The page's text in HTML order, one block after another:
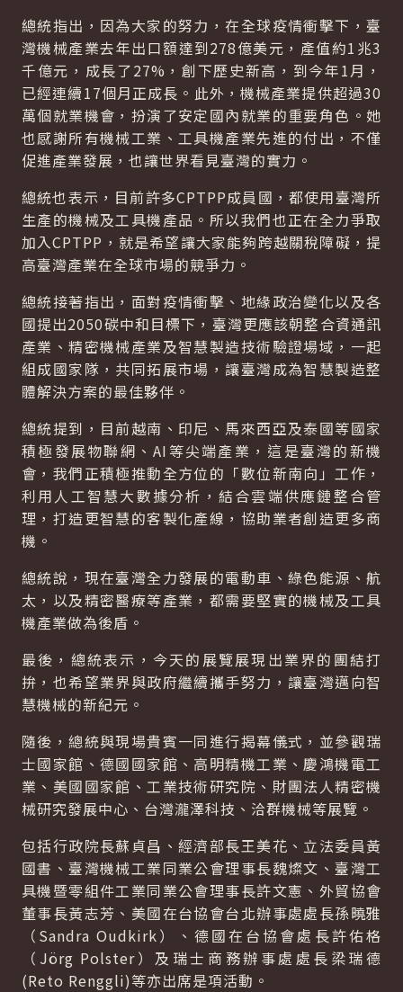
總統指出，因為大家的努力，在全球疫情衝擊下，臺
灣機械產業去年出口額達到278億美元，產值約1兆3
千億元，成長了27%，創下歷史新高，到今年1月，
已經連續17個月正成長。此外，機械產業提供超過30
萬個就業機會，扮演了安定國內就業的重要角色。她
也感謝所有機械工業、工具機產業先進的付出，不僅
促進產業發展，也讓世界看見臺灣的實力。
總統也表示，目前許多CPTPP成員國，都使用臺灣所
生產的機械及工具機產品。所以我們也正在全力爭取
加入CPTPP，就是希望讓大家能夠跨越關稅障礙，提
高臺灣產業在全球市場的競爭力。
總統接著指出，面對疫情衝擊、地緣政治變化以及各
國提出2050碳中和目標下，臺灣更應該朝整合資通訊
產業、精密機械產業及智慧製造技術驗證場域，一起
組成國家隊，共同拓展市場，讓臺灣成為智慧製造整
體解決方案的最佳夥伴。
總統提到，目前越南、印尼、馬來西亞及泰國等國家
積極發展物聯網、AI等尖端產業，這是臺灣的新機
會，我們正積極推動全方位的「數位新南向」工作，
利用人工智慧大數據分析，結合雲端供應鏈整合管
理，打造更智慧的客製化產線，協助業者創造更多商
機。
總統說，現在臺灣全力發展的電動車、綠色能源、航
太，以及精密醫療等產業，都需要堅實的機械及工具
機產業做為後盾。
最後，總統表示，今天的展覽展現出業界的團結打
拚，也希望業界與政府繼續攜手努力，讓臺灣邁向智
慧機械的新紀元。
隨後，總統與現場貴賓一同進行揭幕儀式，並參觀瑞
士國家館、德國國家館、高明精機工業、慶鴻機電工
業、美國國家館、工業技術研究院、財團法人精密機
械研究發展中心、台灣瀧澤科技、洽群機械等展覽。
包括行政院長蘇貞昌、經濟部長王美花、立法委員黃
國書、臺灣機械工業同業公會理事長魏燦文、臺灣工
具機暨零組件工業同業公會理事長許文憲、外貿協會
董事長黃志芳、美國在台協會台北辦事處處長孫曉雅
（Sandra Oudkirk）、德國在台協會處長許佑格
（Jörg Polster）及瑞士商務辦事處處長梁瑞德
(Reto Renggli)等亦出席是項活動。